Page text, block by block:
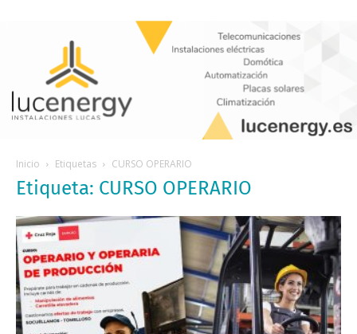
Inicio Etiquetas CURSO OPERARIO
Etiqueta: CURSO OPERARIO